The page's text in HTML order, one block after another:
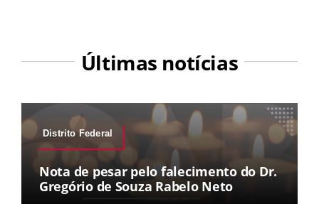
Últimas notícias
Distrito Federal
Nota de pesar pelo falecimento do Dr.
Gregório de Souza Rabelo Neto